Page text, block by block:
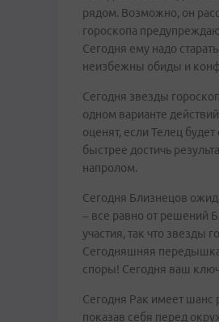
рядом. Возможно, он
гороскопа
Сегодня ему надо
неизбежны обиды и
Сегодня звезды
одном варианте
оценят, если Телец
быстрее достичь
напролом.
Сегодня Близнецов
– все равно от решений
участия, так что звезды
Сегодняшняя передышка
споры! Сегодня ваш ключ
Сегодня Рак имеет шанс
показав себя перед